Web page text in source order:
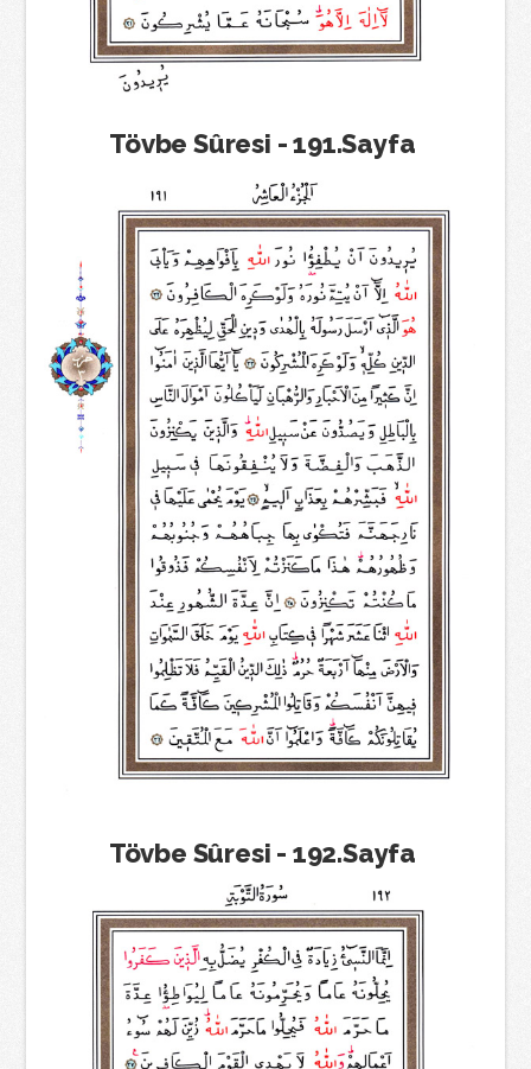
Tövbe Sûresi - 191.Sayfa
Tövbe Sûresi - 192.Sayfa